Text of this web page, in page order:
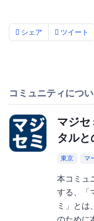
シェア ツイート
コミュニティにつ
マジ
タルと
東京 マ
本コミュ
する、「
ミ」とは
のために